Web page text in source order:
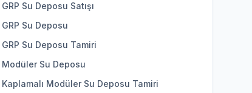
GRP Su Deposu Satışı
GRP Su Deposu
GRP Su Deposu Tamiri
Modüler Su Deposu
Kaplamalı Modüler Su Deposu Tamiri